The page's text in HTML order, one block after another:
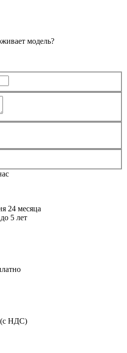
модель?
24 месяца
5 лет
(с НДС)